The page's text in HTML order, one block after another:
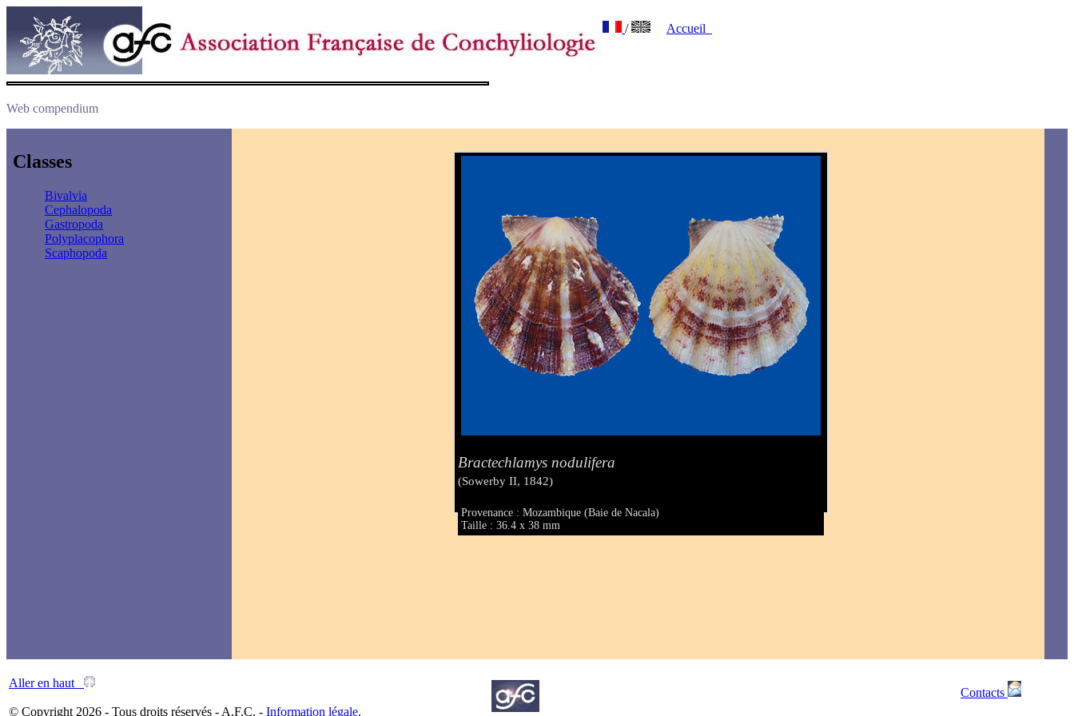
/ Accueil
Web compendium
Classes
Bivalvia
Cephalopoda
Gastropoda
Polyplacophora
Scaphopoda
Bractechlamys nodulifera
(Sowerby II, 1842)
Provenance : Mozambique (Baie de Nacala)
Taille : 36.4 x 38 mm
Aller en haut
© Copyright 2026 - Tous droits réservés - A.F.C. - Information légale.
Contacts